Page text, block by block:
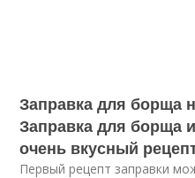
Заправка для борща
Заправка для борща
очень вкусный
Первый рецепт заправки